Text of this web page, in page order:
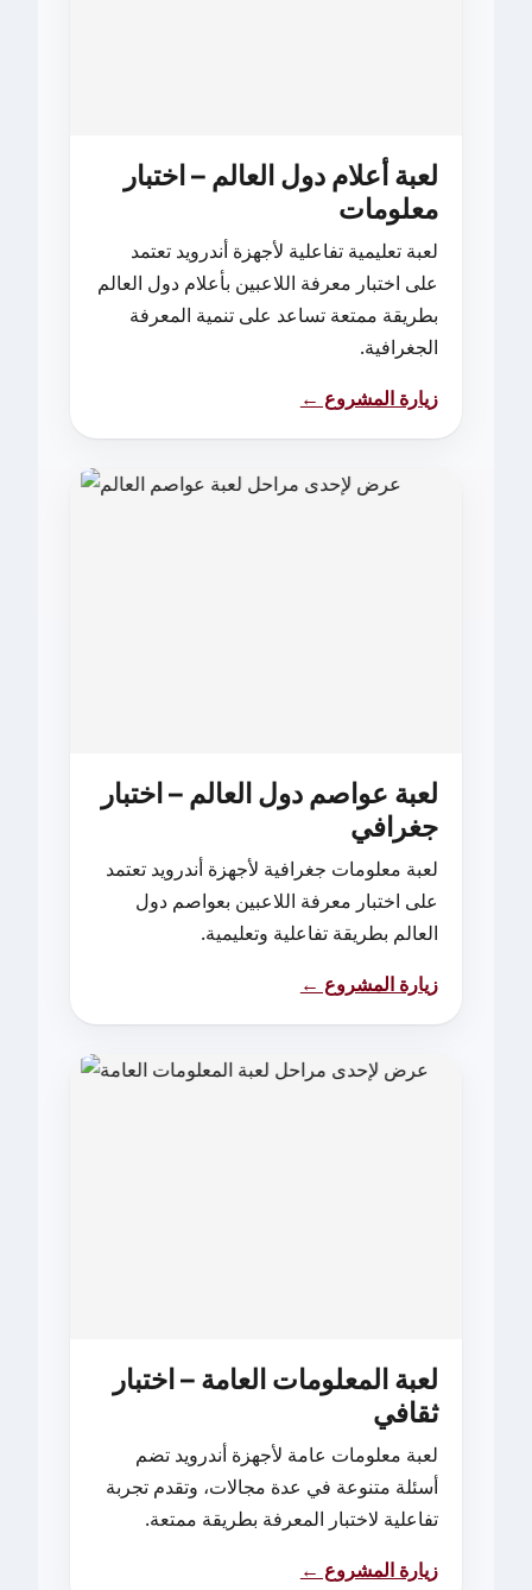
لعبة أعلام دول العالم – اختبار
معلومات
لعبة تعليمية تفاعلية لأجهزة أندرويد تعتمد
على اختبار معرفة اللاعبين بأعلام دول العالم
بطريقة ممتعة تساعد على تنمية المعرفة
الجغرافية.
زيارة المشروع ←
لعبة عواصم دول العالم – اختبار
جغرافي
لعبة معلومات جغرافية لأجهزة أندرويد تعتمد
على اختبار معرفة اللاعبين بعواصم دول
العالم بطريقة تفاعلية وتعليمية.
زيارة المشروع ←
لعبة المعلومات العامة – اختبار
ثقافي
لعبة معلومات عامة لأجهزة أندرويد تضم
أسئلة متنوعة في عدة مجالات، وتقدم تجربة
تفاعلية لاختبار المعرفة بطريقة ممتعة.
زيارة المشروع ←